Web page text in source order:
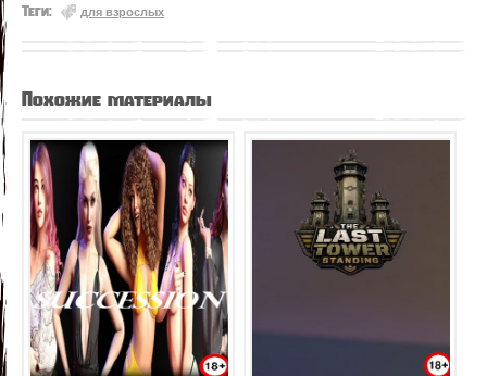
Теги: для взрослых
Похожие материалы